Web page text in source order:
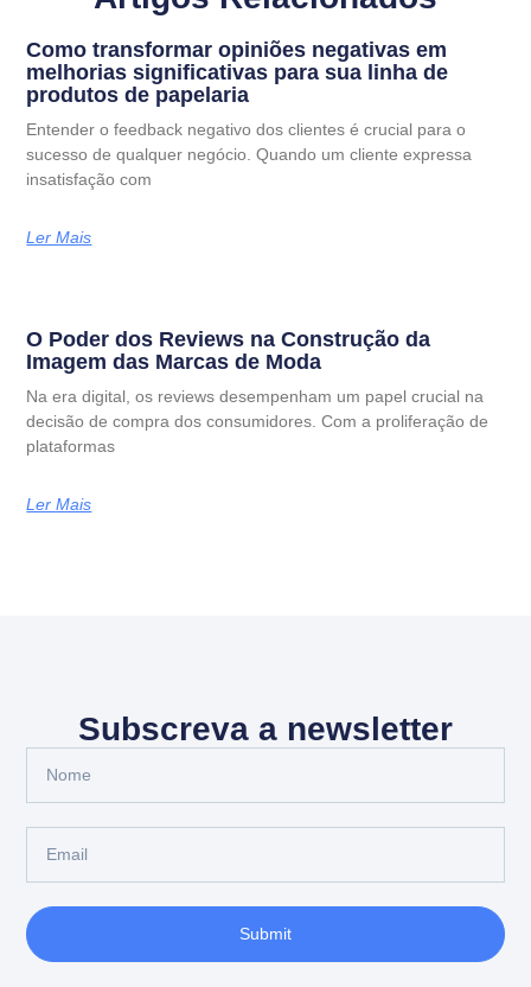
Como transformar opiniões negativas em
melhorias significativas para sua linha de
produtos de papelaria
Entender o feedback negativo dos clientes é crucial para o
sucesso de qualquer negócio. Quando um cliente expressa
insatisfação com
Ler Mais
O Poder dos Reviews na Construção da
Imagem das Marcas de Moda
Na era digital, os reviews desempenham um papel crucial na
decisão de compra dos consumidores. Com a proliferação de
plataformas
Ler Mais
Subscreva a newsletter
Submit